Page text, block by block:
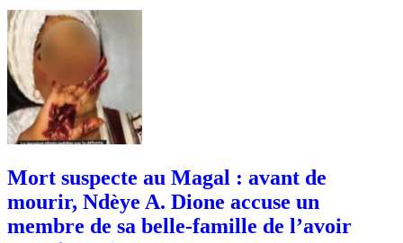
Mort suspecte au Magal : avant de
mourir, Ndèye A. Dione accuse un
membre de sa belle-famille de l’avoir